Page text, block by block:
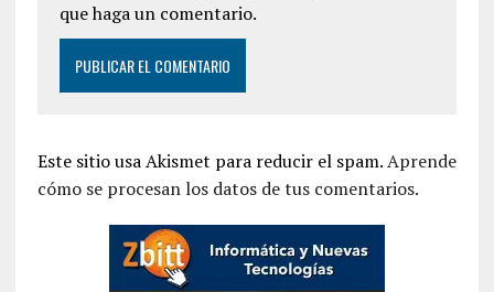
que haga un comentario.
Este sitio usa Akismet para reducir el spam.Aprende
cómo se procesan los datos de tus comentarios.